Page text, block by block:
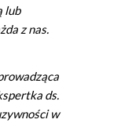
lub
z nas.
ds.
w